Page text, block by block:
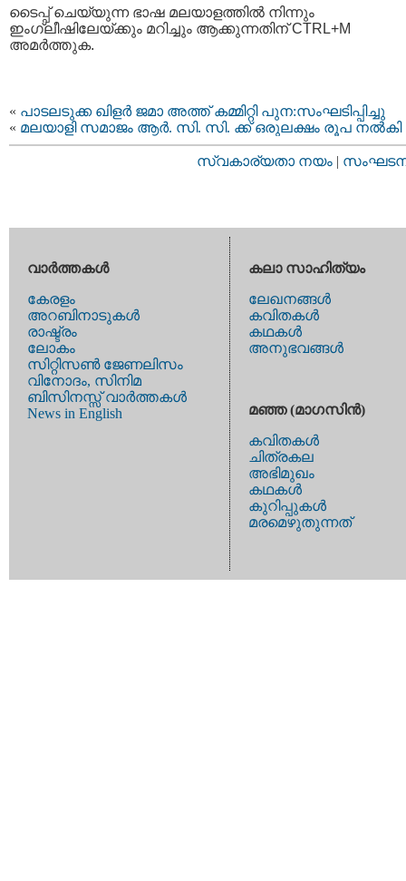
ടൈപ്പ്‌ ചെയ്യുന്ന ഭാഷ മലയാളത്തില്‍ നിന്നും
ഇംഗ്ലീഷിലേയ്ക്കും മറിച്ചും ആക്കുന്നതിന് CTRL+M
അമര്‍ത്തുക.
« പാടലടുക്ക ഖിളര്‍ ജമാ അത്ത് കമ്മിറ്റി പുന:സംഘടിപ്പിച്ചു
« മലയാളി സമാജം ആര്‍. സി. സി. ക്ക് ഒരുലക്ഷം രൂപ നല്‍കി
സ്വകാര്യതാ നയം |
വാര്‍ത്തകള്‍
കേരളം
അറബിനാടുകള്‍
രാഷ്ട്രം
ലോകം
സിറ്റിസണ്‍ ജേണലിസം
വിനോദം, സിനിമ
ബിസിനസ്സ് വാര്‍ത്തകള്‍
News in English
കലാ സാഹിത്യം
ലേഖനങ്ങള്‍
കവിതകള്‍
കഥകള്‍
അനുഭവങ്ങള്‍
മഞ്ഞ (മാഗസിന്‍)
കവിതകള്‍
ചിത്രകല
അഭിമുഖം
കഥകള്‍
കുറിപ്പുകള്‍
മരമെഴുതുന്നത്